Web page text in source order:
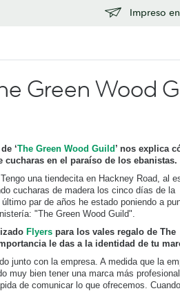
Impreso
Green Wood
‘The Green Wood Guild ’ nos explica
cucharas en el paraíso de los ebanistas.
una tiendecita en Hackney Road, al
cucharas de madera los cinco días de la
par de años he estado poniendo a
"The Green Wood Guild".
Flyers para los vales regalo de The
le das a la identidad de tu
junto con la empresa. A medida que la
muy bien tener una marca más
de comunicar lo que ofrecemos. Cuando